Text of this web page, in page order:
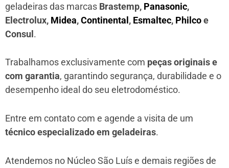
geladeiras das marcas Brastemp, Panasonic,
Electrolux, Midea,Continental, Esmaltec, Philcoe
Consul.
Trabalhamos exclusivamente com peças originais e
com garantia, garantindo segurança, durabilidade e o
desempenho ideal do seu eletrodoméstico.
Entre em contato com e agende a visita de um
técnico especializado em geladeiras.
Atendemos no Núcleo São Luís e demais regiões de